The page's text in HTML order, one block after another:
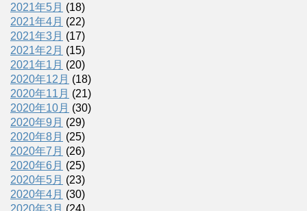
2021年5月 (18)
2021年4月 (22)
2021年3月 (17)
2021年2月 (15)
2021年1月 (20)
2020年12月 (18)
2020年11月 (21)
2020年10月 (30)
2020年9月 (29)
2020年8月 (25)
2020年7月 (26)
2020年6月 (25)
2020年5月 (23)
2020年4月 (30)
2020年3月 (24)